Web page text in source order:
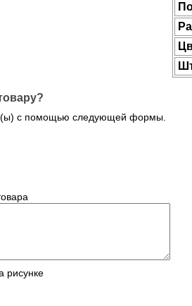
с помощью следующей формы.
рисунке